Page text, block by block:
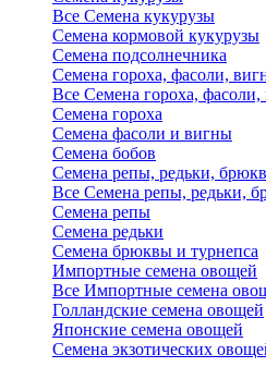
Все Семена кукурузы
Семена кормовой кукурузы
Семена подсолнечника
Семена гороха, фасоли,
Все Семена гороха,
Семена гороха
Семена фасоли и вигны
Семена бобов
Семена репы, редьки,
Все Семена репы, редьки,
Семена репы
Семена редьки
Семена брюквы и турнепса
Импортные семена овощей
Все Импортные семена
Голландские семена овощей
Японские семена овощей
Семена экзотических